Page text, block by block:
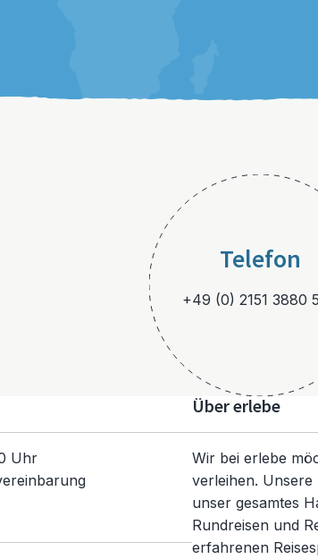
Telefon
+49 (0) 2151 3880
Uhr
Über erlebe
Wir bei erlebe
verleihen.
unser gesamtes
Rundreisen und
erfahrenen